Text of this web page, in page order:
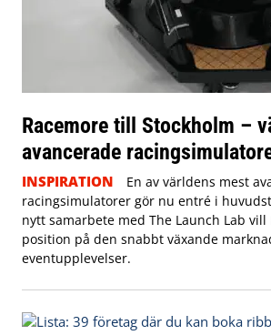
Racemore till Stockholm –
avancerade
INSPIRATION
En av världens mest
racingsimulatorer gör nu entré i
nytt samarbete med The Launch Lab vill
position på den snabbt växande
eventupplevelser.